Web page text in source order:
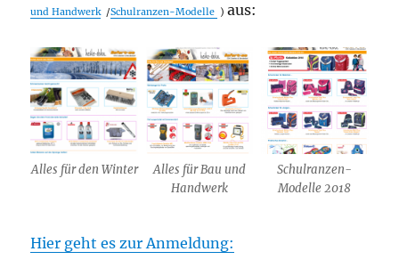
und Handwerk/Schulranzen-Modelle )aus:
Alles für den Winter
Alles für Bau und
Handwerk
Schulranzen-
Modelle 2018
Hier geht es zur Anmeldung: